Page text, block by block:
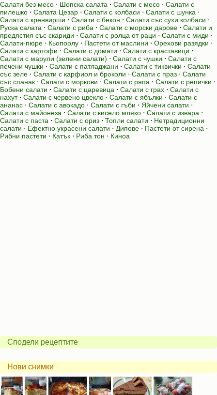
Салати без месо ⋅ Шопска салата ⋅ Салати с месо ⋅ Салати с
пилешко ⋅ Салата Цезар ⋅ Салати с колбаси ⋅ Салати с шунка ⋅
Салати с кренвирши ⋅ Салати с бекон ⋅ Салати със сухи колбаси ⋅
Руска салата ⋅ Салати с риба ⋅ Салати с морски дарове ⋅ Салати и
предястия със скариди ⋅ Салати с ролца от раци ⋅ Салати с миди ⋅
Салати-пюре ⋅ Кьопоолу ⋅ Пастети от маслини ⋅ Орехови разядки ⋅
Салати с картофи ⋅ Салати с домати ⋅ Салати с краставици ⋅
Салати с марули (зелени салати) ⋅ Салати с чушки ⋅ Салати с
печени чушки ⋅ Салати с патладжани ⋅ Салати с тиквички ⋅ Салати
със зеле ⋅ Салати с карфиол и броколи ⋅ Салати с праз ⋅ Салати
със спанак ⋅ Салати с моркови ⋅ Салати с ряпа ⋅ Салати с репички ⋅
Бобени салати ⋅ Салати с царевица ⋅ Салати с грах ⋅ Салати с
нахут⋅ Салати с червено цвекло ⋅ Салати с ябълки ⋅ Салати с
ананас ⋅ Салати с авокадо ⋅ Салати с гъби ⋅ Яйчени салати ⋅
Салати с майонеза ⋅ Салати с кисело мляко ⋅ Салати с извара ⋅
Салати с паста ⋅ Салати с ориз ⋅ Топли салати ⋅ Нетрадиционни
салати ⋅ Ефектно украсени салати ⋅ Дипове ⋅ Пастети от сирена ⋅
Рибни пастети ⋅ Катък ⋅ Риба тон ⋅ Киноа
Сподели рецептите
Нови снимки